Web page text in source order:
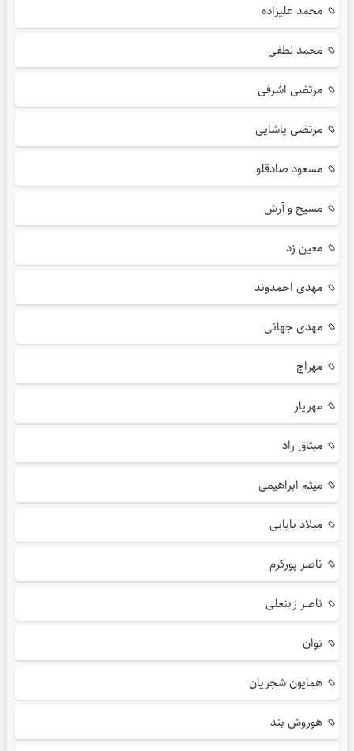
محمد علیزاده
محمد لطفی
مرتضی اشرفی
مرتضی پاشایی
مسعود صادقلو
مسیح و آرش
معین زد
مهدی احمدوند
مهدی جهانی
مهراج
مهریار
میثاق راد
میثم ابراهیمی
میلاد بابایی
ناصر پورکرم
ناصر زینعلی
نوان
همایون شجریان
هوروش بند